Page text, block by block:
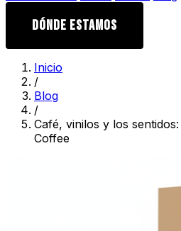
DÓNDE ESTAMOS
Inicio
/
Blog
/
Café, vinilos y los
Coffee